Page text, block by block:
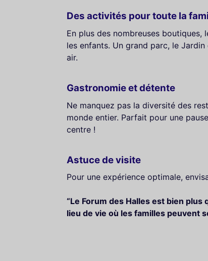
Des activités pour toute la
En plus des nombreuses
les enfants. Un grand parc, le
air.
Gastronomie et détente
Ne manquez pas la diversité des
monde entier. Parfait pour une
centre !
Astuce de visite
Pour une expérience optimale,
“Le Forum des Halles est bien plus
lieu de vie où les familles peuvent